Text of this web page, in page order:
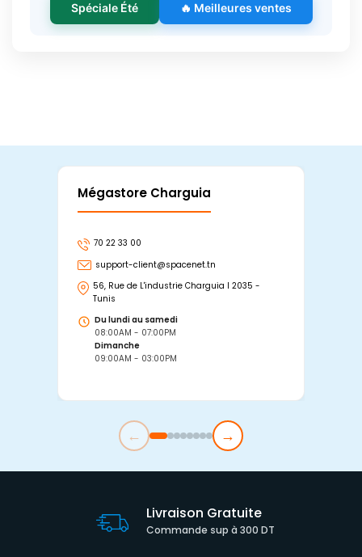
Spéciale Été 🔥 Meilleures ventes
Mégastore Charguia
70 22 33 00
support-client@spacenet.tn
56, Rue de L'industrie Charguia I 2035 -
Tunis
Du lundi au samedi
08:00AM - 07:00PM
Dimanche
09:00AM - 03:00PM
← →
Livraison Gratuite
Commande sup à 300 DT